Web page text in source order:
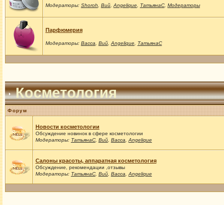
Модераторы: Shoroh Вий, Angelique, ТатьянаС, Модераторы
Парфюмерия
Модераторы: Васса Вий, Angelique, ТатьянаС
Косметология
Форум
Новости косметологии
Обсуждение новинок в сфере косметологии
Модераторы: ТатьянаС, Вий, Васса Angelique
Салоны красоты, аппаратная косметология
Обсуждение, рекомендации ,отзывы
Модераторы: ТатьянаС, Вий, Васса Angelique